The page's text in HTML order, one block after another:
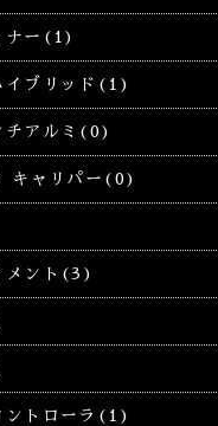
ナー(1)
イブリッド(1)
チアルミ(0)
キャリパー(0)
メント(3)
ントローラ(1)